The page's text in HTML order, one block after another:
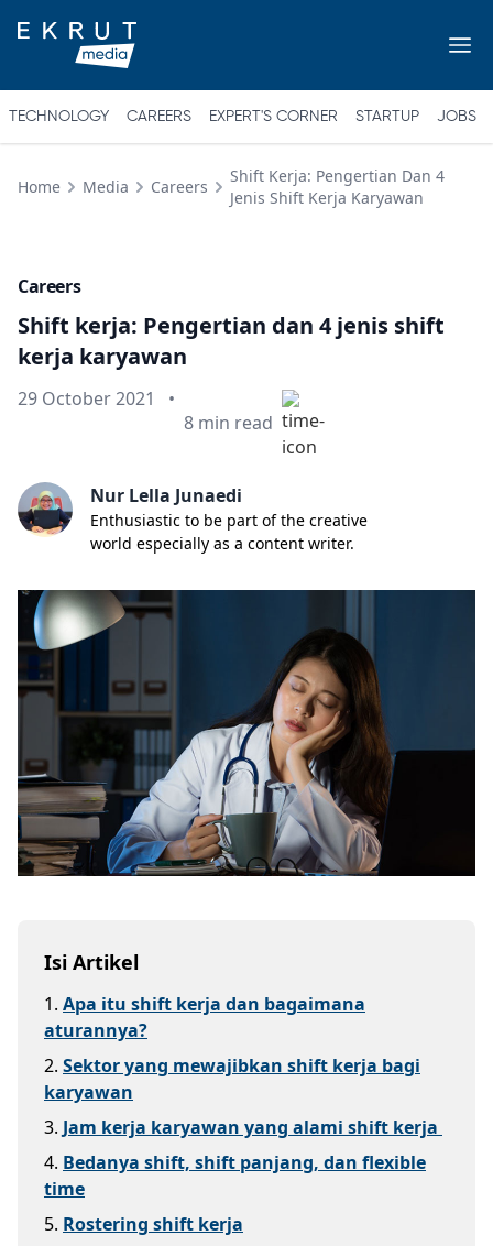
TECHNOLOGY CAREERS EXPERT'S CORNER STARTUP JOBS
Home Media Careers
Shift Kerja: Pengertian Dan 4
Jenis Shift Kerja Karyawan
Careers
Shift kerja: Pengertian dan 4 jenis shift
kerja karyawan
Published on
29 October 2021
•
Min read
8 min read
Nur Lella Junaedi
Enthusiastic to be part of the creative
world especially as a content writer.
Isi Artikel
1. Apa itu shift kerja dan bagaimana
aturannya?
2. Sektor yang mewajibkan shift kerja bagi
karyawan
3. Jam kerja karyawan yang alami shift kerja
4. Bedanya shift, shift panjang, dan flexible
time
5. Rostering shift kerja